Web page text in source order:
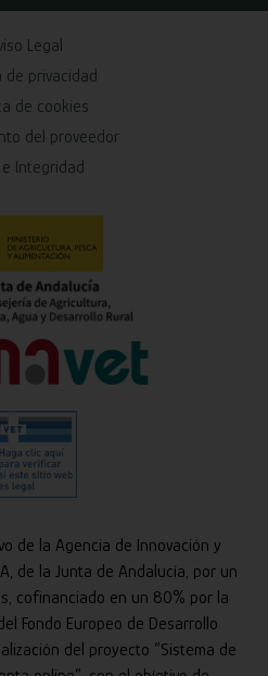
Legal
de privacidad
de cookies
del proveedor
Integridad
de la Agencia de Innovación y
de la Junta de Andalucía, por un
cofinanciado en un 80% por la
Fondo Europeo de Desarrollo
del proyecto “Sistema de